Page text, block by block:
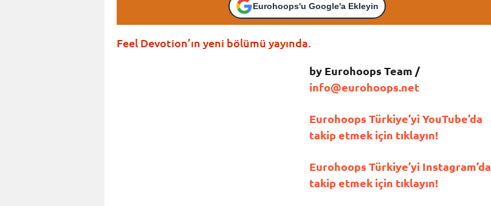
Eurohoops'u Google'a Ekleyin
Feel Devotion’ın yeni bölümü yayında.
by Eurohoops Team /
info@eurohoops.net
Eurohoops Türkiye’yi YouTube’da
takip etmek için tıklayın!
Eurohoops Türkiye’yi Instagram’da
takip etmek için tıklayın!